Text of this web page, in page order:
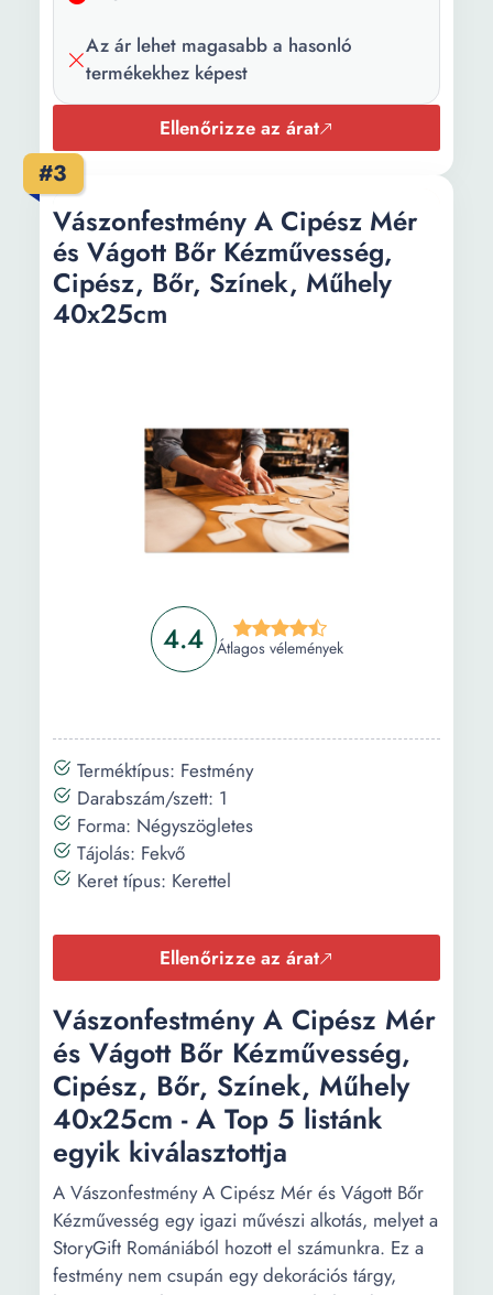
rendszer:
További
színek; Nyomtatott élek
Hosszúság:
Szélesség:
40 cm
Vastagság:
2 cm
Mennyiség:
1 darab festmény
Az ár lehet magasabb a hasonló
termékekhez képest
Ellenőrizze az árat
#3
4.4 Átlagos vélemények
Vászonfestmény A Cipész Mér
és Vágott Bőr Kézművesség,
Cipész, Bőr, Színek, Műhely
40x25cm
Terméktípus: Festmény
Darabszám/szett: 1
Forma: Négyszögletes
Tájolás: Fekvő
Keret típus: Kerettel
Ellenőrizze az árat
Vászonfestmény A Cipész Mér
és Vágott Bőr Kézművesség,
Cipész, Bőr, Színek, Műhely
40x25cm - A Top 5 listánk
egyik kiválasztottja
A Vászonfestmény A Cipész Mér és Vágott Bőr
Kézművesség egy igazi művészi alkotás, melyet a
StoryGift Romániából hozott el számunkra. Ez a
festmény nem csupán egy dekorációs tárgy,